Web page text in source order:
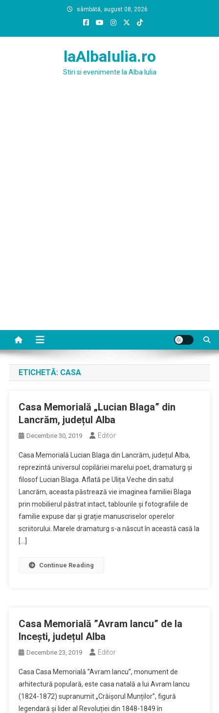
sâmbătă, august 08, 2026
laAlbaIulia.ro
Stiri si evenimente la Alba Iulia
ETICHETĂ: CASA
Casa Memorială „Lucian Blaga” din
Lancrăm, județul Alba
Decembrie 30, 2019 Editor
Casa Memorială Lucian Blaga din Lancrăm, județul Alba,
reprezintă universul copilăriei marelui poet, dramaturg și
filosof Lucian Blaga. Aflată pe Ulița Veche din satul
Lancrăm, aceasta păstrează vie imaginea familiei Blaga
prin mobilierul păstrat intact, tablourile și fotografiile de
familie expuse dar și grație manuscriselor operelor
scriitorului. Marele dramaturg s-a născut în această casă la
[…]
Continue Reading
Casa Memorială ”Avram Iancu” de la
Incești, județul Alba
Decembrie 23, 2019 Editor
Casa Casa Memorială ”Avram Iancu”, monument de
arhitectură populară, este casa natală a lui Avram Iancu
(1824-1872) supranumit „Crăișorul Munților”, figură
legendară și lider al Revoluției din 1848-1849 în